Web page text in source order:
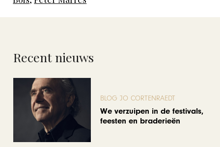
Recent nieuws
BLOG JO CORTENRAEDT
We verzuipen in de festivals,
feesten en braderieën